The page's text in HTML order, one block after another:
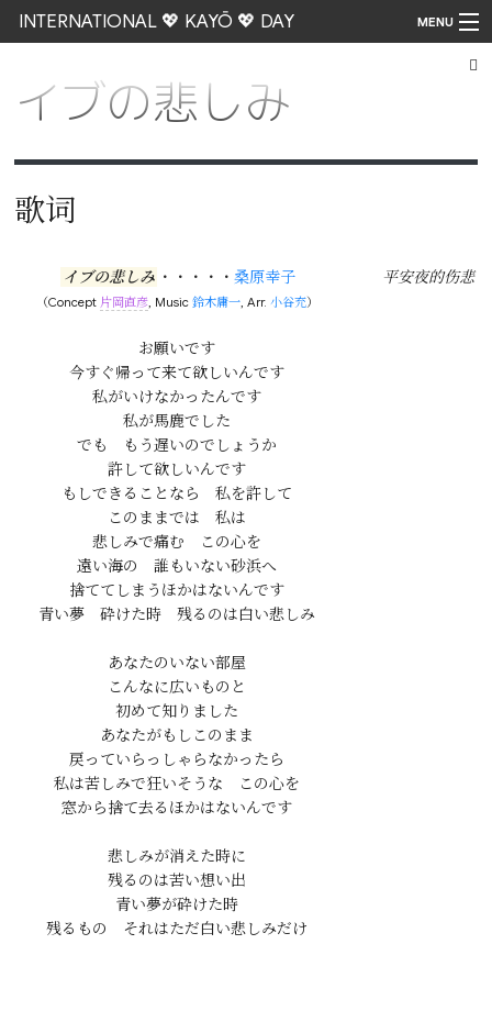
INTERNATIONAL 💖 KAYŌ 💖 DAY MENU
イブの悲しみ
歌词
イブの悲しみ ・・・・・ 桑原幸子
（Concept 片岡直彦, Music鈴木庸一, Arr.小谷充）
お願いです
今すぐ帰って来て欲しいんです
私がいけなかったんです
私が馬鹿でした
でも　もう遅いのでしょうか
許して欲しいんです
もしできることなら　私を許して
このままでは　私は
悲しみで痛む　この心を
遠い海の　誰もいない砂浜へ
捨ててしまうほかはないんです
青い夢　砕けた時　残るのは白い悲しみ
あなたのいない部屋
こんなに広いものと
初めて知りました
あなたがもしこのまま
戻っていらっしゃらなかったら
私は苦しみで狂いそうな　この心を
窓から捨て去るほかはないんです
悲しみが消えた時に
残るのは苦い想い出
青い夢が砕けた時
平安夜的伤悲